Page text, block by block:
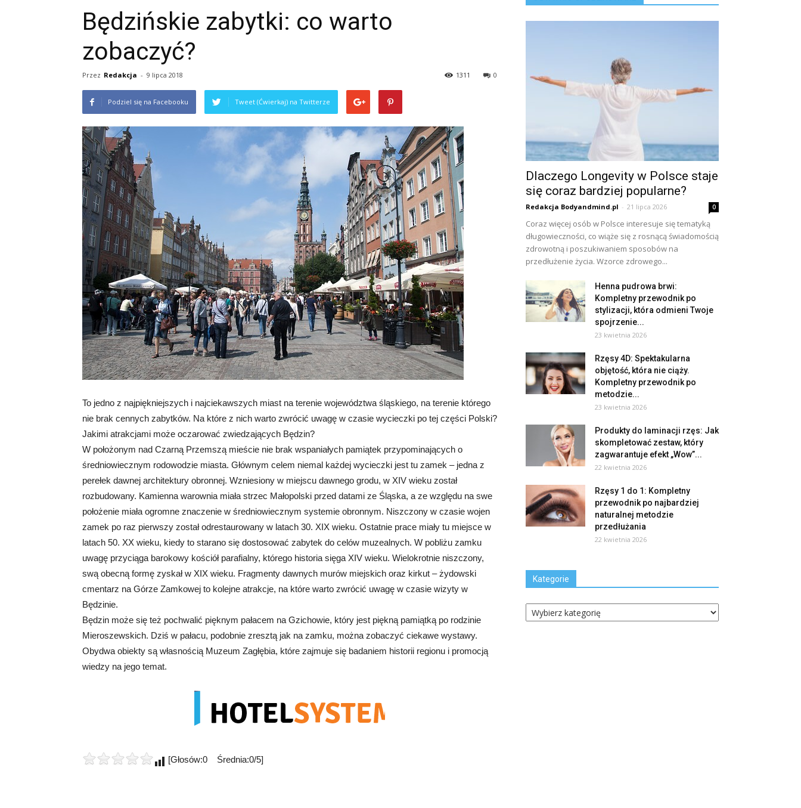
Będzińskie zabytki: co warto
zobaczyć?
Przez Redakcja - 9 lipca 2018 0
1311
Podziel się na Facebooku Tweet (Ćwierkaj) na Twitterze
To jedno z najpiękniejszych i najciekawszych miast na terenie województwa śląskiego, na terenie którego
nie brak cennych zabytków. Na które z nich warto zwrócić uwagę w czasie wycieczki po tej części Polski?
Jakimi atrakcjami może oczarować zwiedzających Będzin?
W położonym nad Czarną Przemszą mieście nie brak wspaniałych pamiątek przypominających o
średniowiecznym rodowodzie miasta. Głównym celem niemal każdej wycieczki jest tu zamek – jedna z
perełek dawnej architektury obronnej. Wzniesiony w miejscu dawnego grodu, w XIV wieku został
rozbudowany. Kamienna warownia miała strzec Małopolski przed datami ze Śląska, a ze względu na swe
położenie miała ogromne znaczenie w średniowiecznym systemie obronnym. Niszczony w czasie wojen
zamek po raz pierwszy został odrestaurowany w latach 30. XIX wieku. Ostatnie prace miały tu miejsce w
latach 50. XX wieku, kiedy to starano się dostosować zabytek do celów muzealnych. W pobliżu zamku
uwagę przyciąga barokowy kościół parafialny, którego historia sięga XIV wieku. Wielokrotnie niszczony,
swą obecną formę zyskał w XIX wieku. Fragmenty dawnych murów miejskich oraz kirkut – żydowski
cmentarz na Górze Zamkowej to kolejne atrakcje, na które warto zwrócić uwagę w czasie wizyty w
Będzinie.
Będzin może się też pochwalić pięknym pałacem na Gzichowie, który jest piękną pamiątką po rodzinie
Mieroszewskich. Dziś w pałacu, podobnie zresztą jak na zamku, można zobaczyć ciekawe wystawy.
Obydwa obiekty są własnością Muzeum Zagłębia, które zajmuje się badaniem historii regionu i promocją
wiedzy na jego temat.
[Głosów:0 Średnia:0/5]
Dlaczego Longevity w Polsce staje
się coraz bardziej popularne?
Redakcja Bodyandmind.pl - 21 lipca 2026 0
Coraz więcej osób w Polsce interesuje się tematyką
długowieczności, co wiąże się z rosnącą świadomością
zdrowotną i poszukiwaniem sposobów na
przedłużenie życia. Wzorce zdrowego...
Henna pudrowa brwi:
Kompletny przewodnik po
stylizacji, która odmieni Twoje
spojrzenie...
23 kwietnia 2026
Rzęsy 4D: Spektakularna
objętość, która nie ciąży.
Kompletny przewodnik po
metodzie...
23 kwietnia 2026
Produkty do laminacji rzęs: Jak
skompletować zestaw, który
zagwarantuje efekt „Wow”...
22 kwietnia 2026
Rzęsy 1 do 1: Kompletny
przewodnik po najbardziej
naturalnej metodzie
przedłużania
22 kwietnia 2026
Kategorie
Kategorie